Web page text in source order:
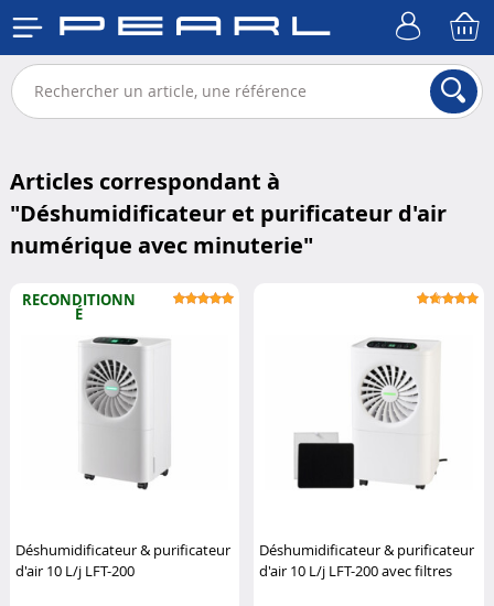
Articles correspondant à
"Déshumidificateur et purificateur d'air
numérique avec minuterie"
RECONDITIONN
É
Déshumidificateur & purificateur
d'air 10 L/j LFT-200
Déshumidificateur & purificateur
d'air 10 L/j LFT-200 avec filtres